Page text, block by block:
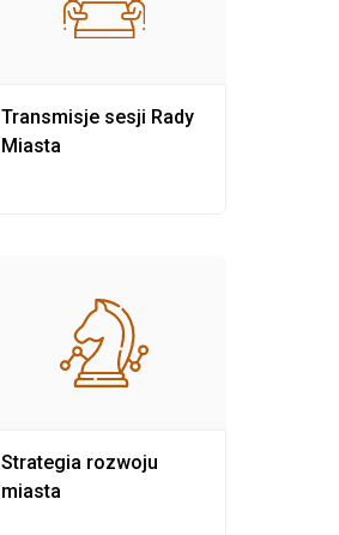
Transmisje sesji Rady
Miasta
Strategia rozwoju
miasta